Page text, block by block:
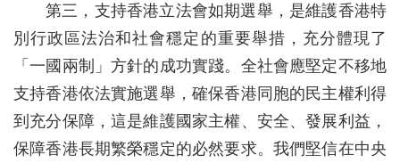
第三，支持香港立法會如期選舉，是維護香港特
別行政區法治和社會穩定的重要舉措，充分體現了
「一國兩制」方針的成功實踐。全社會應堅定不移地
支持香港依法實施選舉，確保香港同胞的民主權利得
到充分保障，這是維護國家主權、安全、發展利益，
保障香港長期繁榮穩定的必然要求。我們堅信在中央